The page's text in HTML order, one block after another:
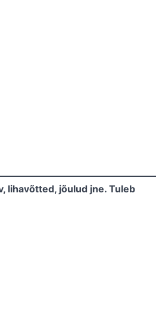
lihavõtted, jõulud jne. Tuleb